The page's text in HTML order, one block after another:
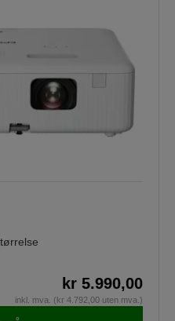
kr 5.990,00
inkl. mva. (kr 4.792,00 uten mva.)